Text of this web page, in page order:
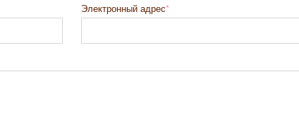
Электронный адрес